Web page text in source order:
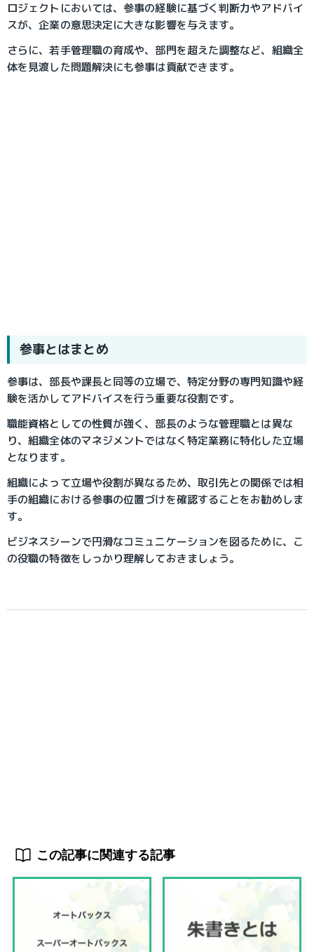
ロジェクトにおいては、参事の経験に基づく判断力やアドバイ
スが、企業の意思決定に大きな影響を与えます。
さらに、若手管理職の育成や、部門を超えた調整など、組織全
体を見渡した問題解決にも参事は貢献できます。
参事とはまとめ
参事は、部長や課長と同等の立場で、特定分野の専門知識や経
験を活かしてアドバイスを行う重要な役割です。
職能資格としての性質が強く、部長のような管理職とは異な
り、組織全体のマネジメントではなく特定業務に特化した立場
となります。
組織によって立場や役割が異なるため、取引先との関係では相
手の組織における参事の位置づけを確認することをお勧めしま
す。
ビジネスシーンで円滑なコミュニケーションを図るために、こ
の役職の特徴をしっかり理解しておきましょう。
この記事に関連する記事